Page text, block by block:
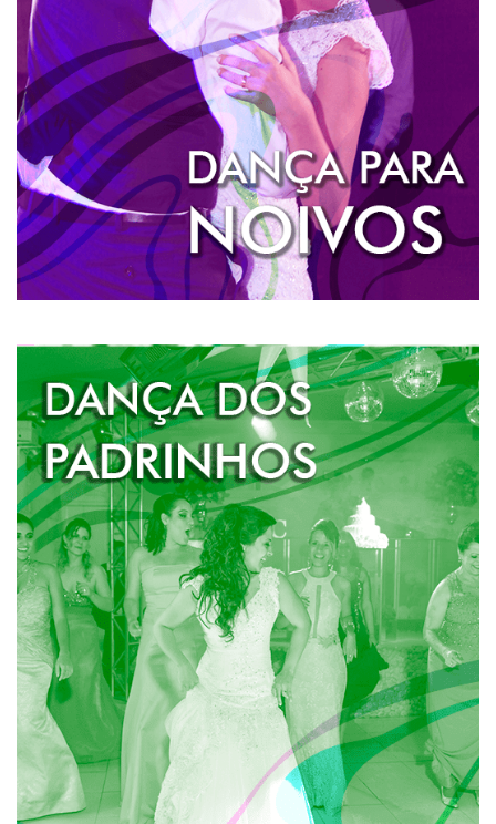
anos se reinventou. Os noivos foram ficando mais
ousados, diversos ritmos e coreografias agora fazem
parte dos possíveis repertório de dança dos noivos.
SAIBA MAIS
DANÇA DOS PADRINHOS
Quando os noivos querem dividir a pista com os
padrinhos e madrinhas e dar aquele show.
Geralmente os padrinhos e madrinhas entram na pista
para acompanhar os noivos após a primeira dança
dos recém-casados e juntos todos executam
coreografias inusitadas e divertidas em um pot-pourri
de músicas por eles escolhidas.
SAIBA MAIS